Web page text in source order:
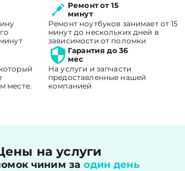
Ремонт от 15
минут
Ремонт ноутбуков занимает от 15
минут до нескольких дней в
зависимости от поломки
месте.
Гарантия до 36
мес
На услуги и запчасти
предоставленные нашей
компанией
на услуги
чиним заодин день